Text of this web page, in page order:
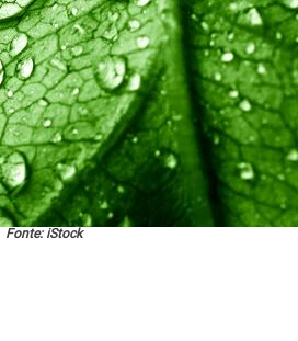
Fonte: iStock